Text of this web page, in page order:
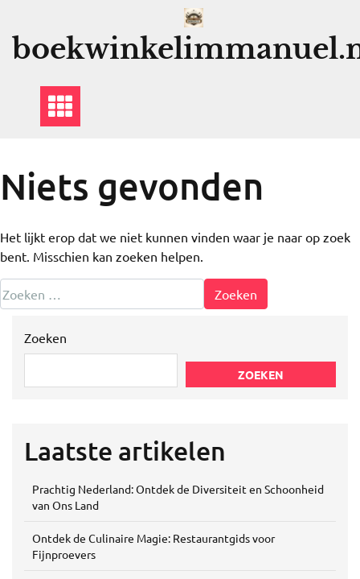
Niets gevonden
Het lijkt erop dat we niet kunnen vinden waar je naar op zoek
bent. Misschien kan zoeken helpen.
Zoeken
ZOEKEN
Laatste artikelen
Prachtig Nederland: Ontdek de Diversiteit en Schoonheid
van Ons Land
Ontdek de Culinaire Magie: Restaurantgids voor
Fijnproevers